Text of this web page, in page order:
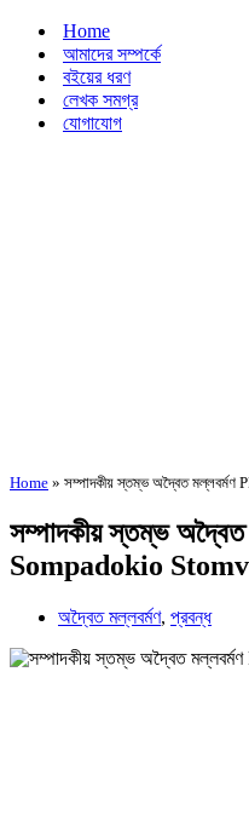
Home
আমাদের সম্পর্কে
বইয়ের ধরণ
লেখক সমগ্র
যোগাযোগ
Home » সম্পাদকীয় স্তম্ভ অদ্বৈত
সম্পাদকীয় স্তম্ভ
Sompadokio
অদ্বৈত মল্লবর্মণ, প্রবন্ধ